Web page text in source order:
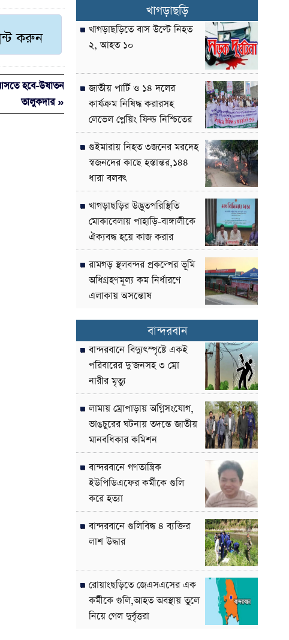
করুন
হবে-উষাতন
তালুকদার »
খাগড়াছড়ি
খাগড়াছড়িতে বাস উল্টে নিহত
২, আহত ১০
জাতীয় পার্টি ও ১৪ দলের
কার্যক্রম নিষিদ্ধ করারসহ
লেভেল প্লেয়িং ফিল্ড নিশ্চিতের
দাবী
গুইমারায় নিহত ৩জনের মরদেহ
স্বজনদের কাছে হস্তান্তর,১৪৪
ধারা বলবৎ
খাগড়াছড়ির উদ্ভূতপরিস্থিতি
মোকাবেলায় পাহাড়ি-বাঙ্গালীকে
ঐক্যবদ্ধ হয়ে কাজ করার
আহ্বান-পার্বত্য উপদেষ্টা
রামগড় স্থলবন্দর প্রকল্পের ভূমি
অধিগ্রহণমূল্য কম নির্ধারণে
এলাকায় অসন্তোষ
বান্দরবান
বান্দরবানে বিদ্যুৎস্পৃষ্টে একই
পরিবারের দু’জনসহ ৩ ম্রো
নারীর মৃত্যু
লামায় ম্রোপাড়ায় অগ্নিসংযোগ,
ভাঙচুরের ঘটনায় তদন্তে জাতীয়
মানবধিকার কমিশন
বান্দরবানে গণতান্ত্রিক
ইউপিডিএফের কর্মীকে গুলি
করে হত্যা
বান্দরবানে গুলিবিদ্ধ ৪ ব্যক্তির
লাশ উদ্ধার
রোয়াংছড়িতে জেএসএসের এক
কর্মীকে গুলি,আহত অবস্থায় তুলে
নিয়ে গেল দুর্বৃত্তরা